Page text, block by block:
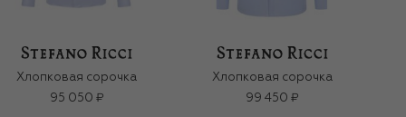
Хлопковая сорочка
95 050 ₽
Хлопковая сорочка
99 450 ₽